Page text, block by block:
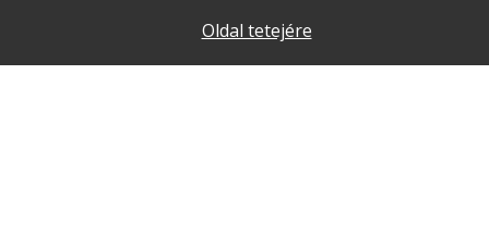
Oldal tetejére